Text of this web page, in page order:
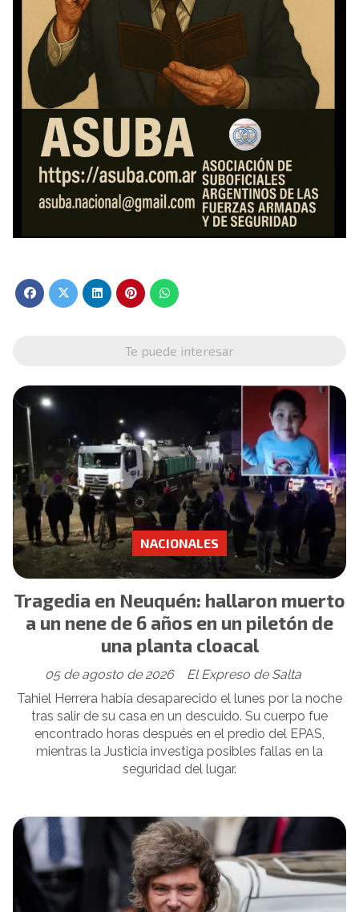
Te puede interesar
Tragedia en Neuquén: hallaron muerto
a un nene de 6 años en un piletón de
una planta cloacal
El Expreso de Salta
NACIONALES
05 de agosto de 2026
Tahiel Herrera había desaparecido el lunes por la noche
tras salir de su casa en un descuido. Su cuerpo fue
encontrado horas después en el predio del EPAS,
mientras la Justicia investiga posibles fallas en la
seguridad del lugar.